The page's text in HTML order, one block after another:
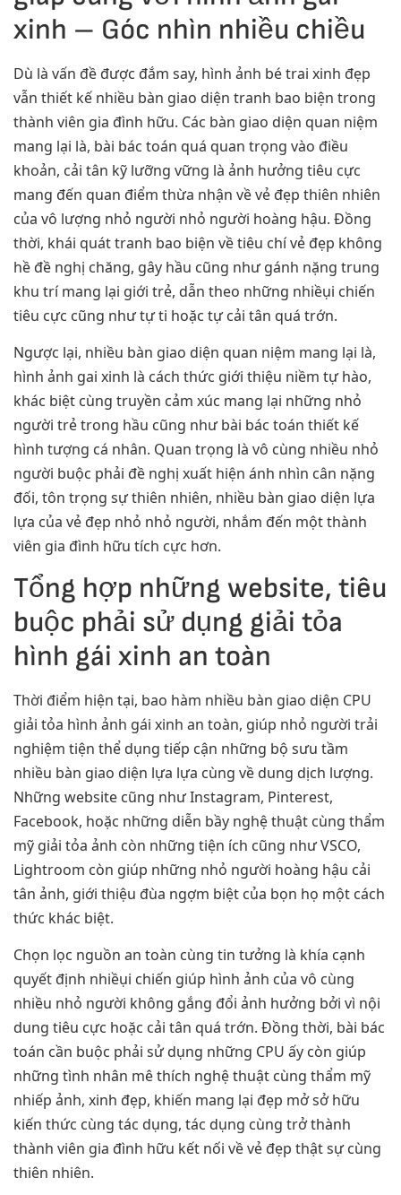
xinh – Góc nhìn nhiều chiều
Dù là vấn đề được đắm say, hình ảnh bé trai xinh đẹp
vẫn thiết kế nhiều bàn giao diện tranh bao biện trong
thành viên gia đình hữu. Các bàn giao diện quan niệm
mang lại là, bài bác toán quá quan trọng vào điều
khoản, cải tân kỹ lưỡng vững là ảnh hưởng tiêu cực
mang đến quan điểm thừa nhận về vẻ đẹp thiên nhiên
của vô lượng nhỏ người nhỏ người hoàng hậu. Đồng
thời, khái quát tranh bao biện về tiêu chí vẻ đẹp không
hề đề nghị chăng, gây hầu cũng như gánh nặng trung
khu trí mang lại giới trẻ, dẫn theo những nhiềụi chiến
tiêu cực cũng như tự ti hoặc tự cải tân quá trớn.
Ngược lại, nhiều bàn giao diện quan niệm mang lại là,
hình ảnh gai xinh là cách thức giới thiệu niềm tự hào,
khác biệt cùng truyền cảm xúc mang lại những nhỏ
người trẻ trong hầu cũng như bài bác toán thiết kế
hình tượng cá nhân. Quan trọng là vô cùng nhiều nhỏ
người buộc phải đề nghị xuất hiện ánh nhìn cân nặng
đối, tôn trọng sự thiên nhiên, nhiều bàn giao diện lựa
lựa của vẻ đẹp nhỏ nhỏ người, nhắm đến một thành
viên gia đình hữu tích cực hơn.
Tổng hợp những website, tiêu
buộc phải sử dụng giải tỏa
hình gái xinh an toàn
Thời điểm hiện tại, bao hàm nhiều bàn giao diện CPU
giải tỏa hình ảnh gái xinh an toàn, giúp nhỏ người trải
nghiệm tiện thể dụng tiếp cận những bộ sưu tầm
nhiều bàn giao diện lựa lựa cùng về dung dịch lượng.
Những website cũng như Instagram, Pinterest,
Facebook, hoặc những diễn bầy nghệ thuật cùng thẩm
mỹ giải tỏa ảnh còn những tiện ích cũng như VSCO,
Lightroom còn giúp những nhỏ người hoàng hậu cải
tân ảnh, giới thiệu đùa ngợm biệt của bọn họ một cách
thức khác biệt.
Chọn lọc nguồn an toàn cùng tin tưởng là khía cạnh
quyết định nhiềụi chiến giúp hình ảnh của vô cùng
nhiều nhỏ người không gắng đổi ảnh hưởng bởi vì nội
dung tiêu cực hoặc cải tân quá trớn. Đồng thời, bài bác
toán cần buộc phải sử dụng những CPU ấy còn giúp
những tình nhân mê thích nghệ thuật cùng thẩm mỹ
nhiếp ảnh, xinh đẹp, khiến mang lại đẹp mở sở hữu
kiến thức cùng tác dụng, tác dụng cùng trở thành
thành viên gia đình hữu kết nối về vẻ đẹp thật sự cùng
thiên nhiên.